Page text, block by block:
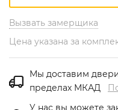
Вызвать замерщика
Цена указана за
Мы доставим
пределах МКАД
У нас вы можете